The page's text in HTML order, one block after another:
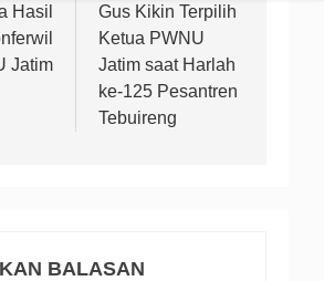
Hasil
Jatim
Gus Kikin Terpilih
Ketua PWNU
Jatim saat Harlah
ke-125 Pesantren
Tebuireng
BALASAN